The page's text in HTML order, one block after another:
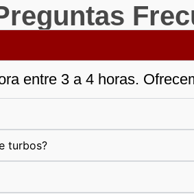
entre 3 a 4 horas.
turbos?